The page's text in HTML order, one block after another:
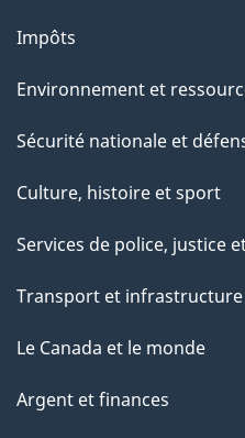
Impôts
Environnement et
Sécurité nationale et
Culture, histoire et sport
Services de police, justice
Transport et infrastructure
Le Canada et le monde
Argent et finances